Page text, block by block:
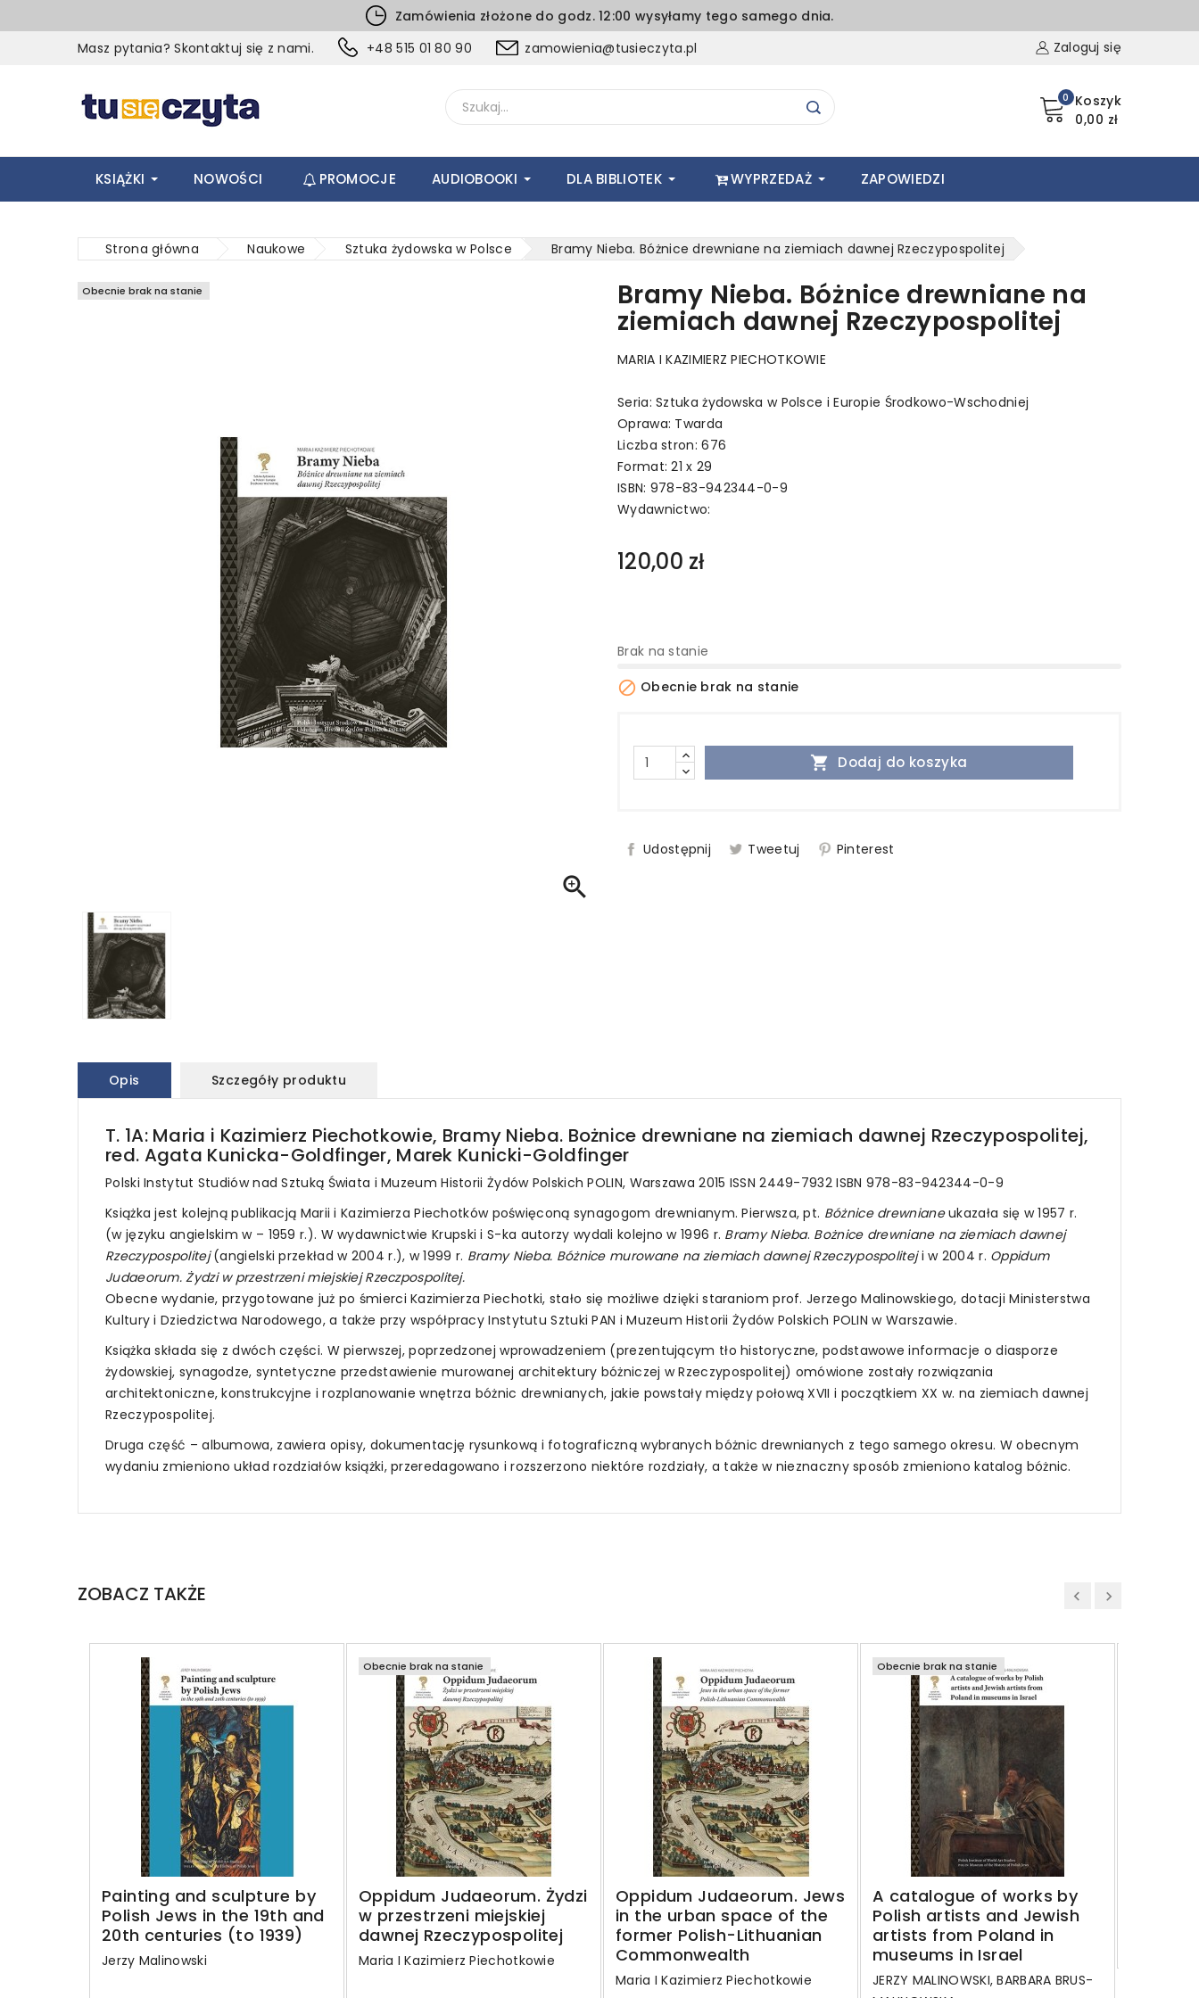
Zamówienia złożone do godz. 12:00 wysyłamy tego samego dnia.
Masz pytania? Skontaktuj się z nami.
+48 515 01 80 90 zamowienia@tusieczyta.pl Zaloguj się
0 Koszyk
0,00 zł
KSIĄŻKI NOWOŚCI PROMOCJE AUDIOBOOKI DLA BIBLIOTEK WYPRZEDAŻ ZAPOWIEDZI
Strona główna Naukowe Sztuka żydowska w Polsce Bramy Nieba. Bóżnice drewniane na ziemiach dawnej Rzeczypospolitej
Obecnie brak na stanie

Obecnie brak na stanie Bramy Nieba. Bóżnice drewniane na
ziemiach dawnej Rzeczypospolitej
MARIA I KAZIMIERZ PIECHOTKOWIE
Seria: Sztuka żydowska w Polsce i Europie Środkowo-Wschodniej
Oprawa: Twarda
Liczba stron: 676
Format: 21 x 29
ISBN: 978-83-942344-0-9
Wydawnictwo:
120,00 zł
Brak na stanie
 Obecnie brak na stanie
 Dodaj do koszyka
Udostępnij Tweetuj Pinterest
Opis Szczegóły produktu
T. 1A: Maria i Kazimierz Piechotkowie, Bramy Nieba. Bożnice drewniane na ziemiach dawnej Rzeczypospolitej,
red. Agata Kunicka-Goldfinger, Marek Kunicki-Goldfinger
Polski Instytut Studiów nad Sztuką Świata i Muzeum Historii Żydów Polskich POLIN, Warszawa 2015 ISSN 2449-7932 ISBN 978-83-942344-0-9
Książka jest kolejną publikacją Marii i Kazimierza Piechotków poświęconą synagogom drewnianym. Pierwsza, pt. Bóżnice drewnianeukazała się w 1957 r.
(w języku angielskim w – 1959 r.). W wydawnictwie Krupski i S-ka autorzy wydali kolejno w 1996 r. Bramy Nieba. Bożnice drewniane na ziemiach dawnej
Rzeczypospolitej(angielski przekład w 2004 r.), w 1999 r. Bramy Nieba. Bóżnice murowane na ziemiach dawnej Rzeczypospoliteji w 2004 r. Oppidum
Judaeorum. Żydzi w przestrzeni miejskiej Rzeczpospolitej.
Obecne wydanie, przygotowane już po śmierci Kazimierza Piechotki, stało się możliwe dzięki staraniom prof. Jerzego Malinowskiego, dotacji Ministerstwa
Kultury i Dziedzictwa Narodowego, a także przy współpracy Instytutu Sztuki PAN i Muzeum Historii Żydów Polskich POLIN w Warszawie.
Książka składa się z dwóch części. W pierwszej, poprzedzonej wprowadzeniem (prezentującym tło historyczne, podstawowe informacje o diasporze
żydowskiej, synagodze, syntetyczne przedstawienie murowanej architektury bóżniczej w Rzeczypospolitej) omówione zostały rozwiązania
architektoniczne, konstrukcyjne i rozplanowanie wnętrza bóżnic drewnianych, jakie powstały między połową XVII i początkiem XX w. na ziemiach dawnej
Rzeczypospolitej.
Druga część – albumowa, zawiera opisy, dokumentację rysunkową i fotograficzną wybranych bóżnic drewnianych z tego samego okresu. W obecnym
wydaniu zmieniono układ rozdziałów książki, przeredagowano i rozszerzono niektóre rozdziały, a także w nieznaczny sposób zmieniono katalog bóżnic.
ZOBACZ TAKŻE
Painting and sculpture by
Polish Jews in the 19th and
20th centuries (to 1939)
Jerzy Malinowski
Obecnie brak na stanie
Oppidum Judaeorum. Żydzi
w przestrzeni miejskiej
dawnej Rzeczypospolitej
Maria I Kazimierz Piechotkowie
Oppidum Judaeorum. Jews
in the urban space of the
former Polish-Lithuanian
Commonwealth
Maria I Kazimierz Piechotkowie
Obecnie brak na stanie
A catalogue of works by
Polish artists and Jewish
artists from Poland in
museums in Israel
JERZY MALINOWSKI, BARBARA BRUS-